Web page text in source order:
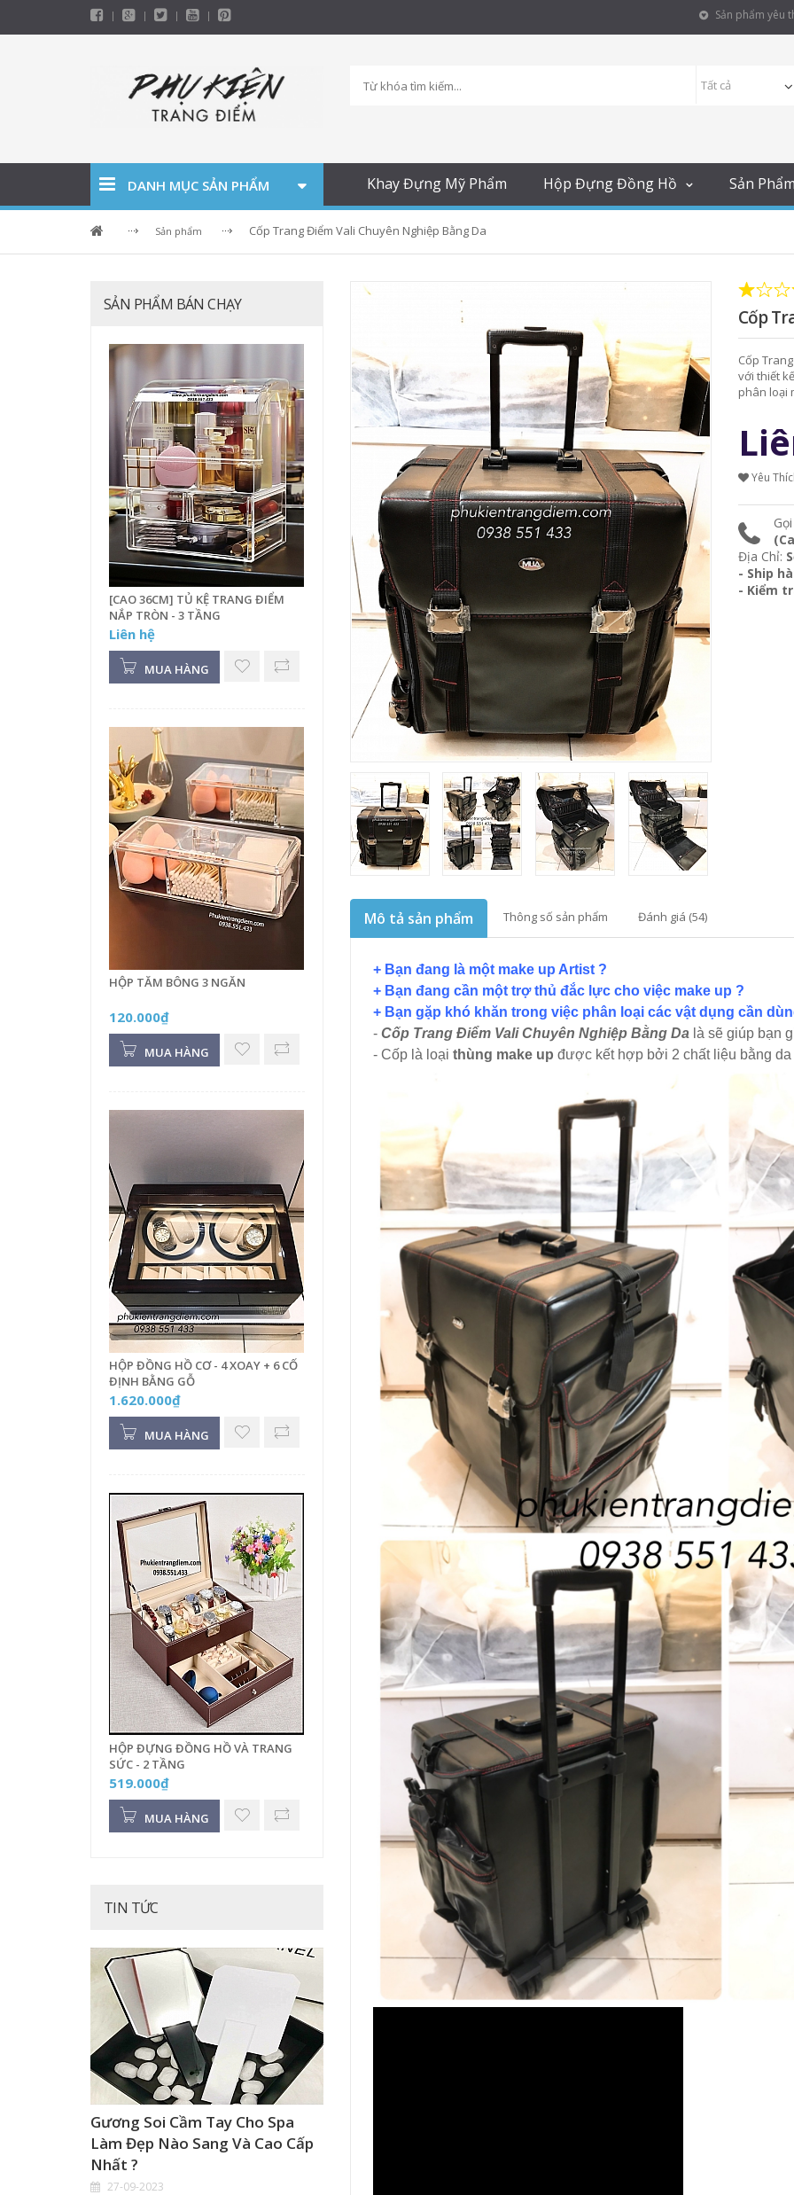
Sản phẩm yêu
DANH MỤC SẢN PHẨM Khay Đựng Mỹ Phẩm Hộp Đựng Đồng Hồ Sản Phẩm
Sản phẩm Cốp Trang Điểm Vali Chuyên Nghiệp Bằng Da
Cốp
Cốp
với thiết
phân loại
Yêu
Địa Chỉ:
- Ship
- Kiểm
Mô tả sản phẩm Thông số sản phẩm Đánh giá (54)
+ Bạn đang là một make up Artist ?
+ Bạn đang cần một trợ thủ đắc lực cho việc make up ?
+ Bạn gặp khó khăn trong việc phân loại các vật dụng cần
- Cốp Trang Điểm Vali Chuyên Nghiệp Bằng Da là sẽ giúp bạn
- Cốp là loại thùng make up được kết hợp bởi 2 chất liệu bằng da
SẢN PHẨM BÁN CHẠY
[CAO 36CM] TỦ KỆ TRANG ĐIỂM
NẮP TRÒN - 3 TẦNG
Liên hệ
MUA HÀNG
HỘP TĂM BÔNG 3 NGĂN
120.000₫
MUA HÀNG
HỘP ĐỒNG HỒ CƠ - 4 XOAY + 6 CỐ
ĐỊNH BẰNG GỖ
1.620.000₫
MUA HÀNG
HỘP ĐỰNG ĐỒNG HỒ VÀ TRANG
SỨC - 2 TẦNG
519.000₫
MUA HÀNG
TIN TỨC
Gương Soi Cầm Tay Cho Spa
Làm Đẹp Nào Sang Và Cao Cấp
Nhất ?
27-09-2023